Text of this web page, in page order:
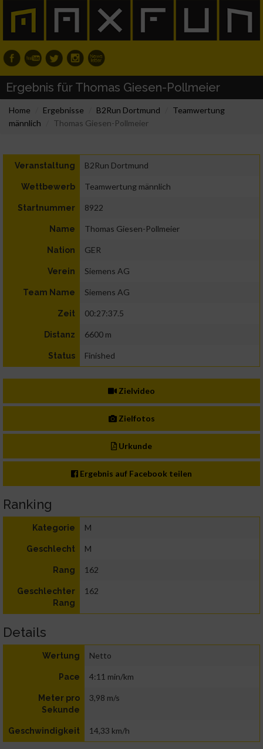
Ergebnis für Thomas Giesen-Pollmeier
Home Ergebnisse B2Run Dortmund
Teamwertung
männlich
Thomas Giesen-Pollmeier
Veranstaltung B2Run Dortmund
Wettbewerb Teamwertung männlich
Startnummer 8922
Name Thomas Giesen-Pollmeier
Nation GER
Verein Siemens AG
Team Name Siemens AG
Zeit 00:27:37.5
Distanz 6600 m
Status Finished
Zielvideo
Zielfotos
Urkunde
Ergebnis auf Facebook teilen
Ranking
Kategorie M
Geschlecht M
Rang 162
Geschlechter
Rang
162
Details
Wertung Netto
Pace 4:11 min/km
Meter pro
Sekunde
3,98 m/s
Geschwindigkeit 14,33 km/h